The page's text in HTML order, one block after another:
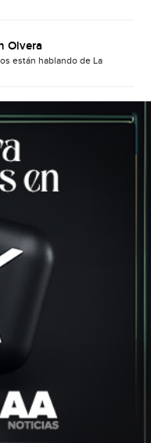
Olvera
están hablando de La